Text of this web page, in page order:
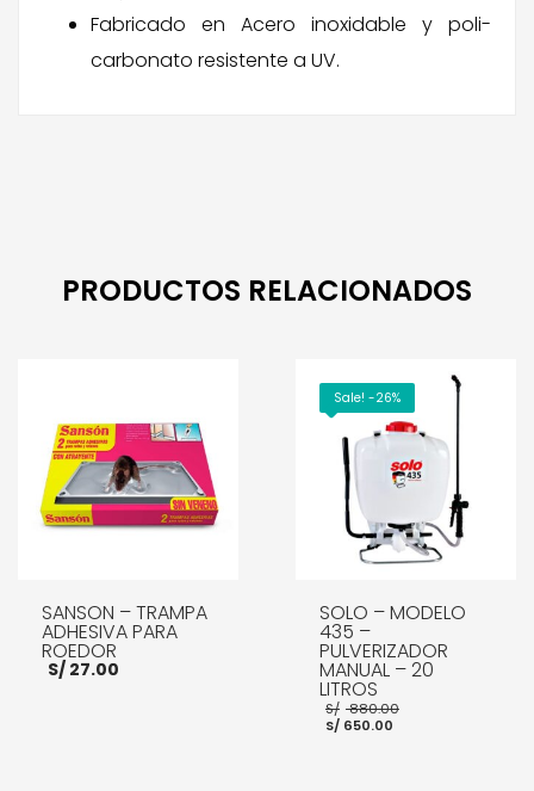
Fabricado en Acero inoxidable y poli-
carbonato resistente a UV.
PRODUCTOS RELACIONADOS
SANSON – TRAMPA
ADHESIVA PARA
ROEDOR
S/ 27.00
Sale! -26%
SOLO – MODELO
435 –
PULVERIZADOR
MANUAL – 20
LITROS
S/ 880.00
S/650.00